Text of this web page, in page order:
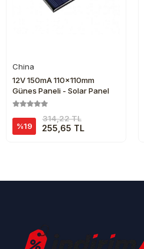
China
12V 150mA 110x110mm
Güneş Paneli - Solar Panel
%19
314,22 TL
255,65 TL